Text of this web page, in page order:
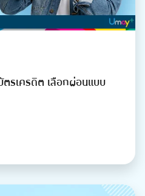
รเครดิต เลือกผ่อนแบบ